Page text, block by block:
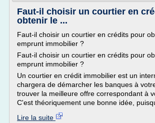
Faut-il choisir un courtier en
obtenir le ...
Faut-il choisir un courtier en crédits pour
emprunt immobilier ?
Faut-il choisir un courtier en crédits pour
emprunt immobilier ?
Un courtier en crédit immobilier est un
chargera de démarcher les banques à
trouver la meilleure offre correspondant à
C'est théoriquement une bonne idée,
Lire la suite